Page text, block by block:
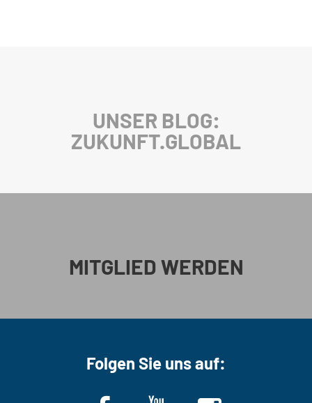
UNSER BLOG:
ZUKUNFT.GLOBAL
MITGLIED WERDEN
Folgen Sie uns auf: